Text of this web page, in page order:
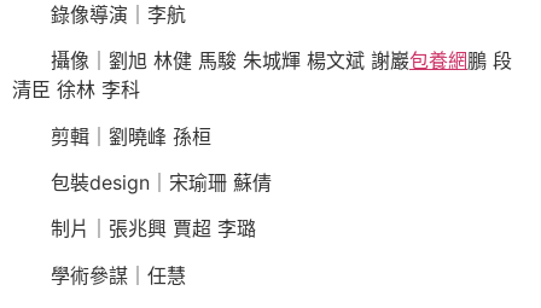
錄像導演｜李航
攝像｜劉旭 林健 馬駿 朱城輝 楊文斌 謝巖包養網鵬 段
清臣 徐林 李科
剪輯｜劉曉峰 孫桓
包裝design｜宋瑜珊 蘇倩
制片｜張兆興 賈超 李璐
學術參謀｜任慧